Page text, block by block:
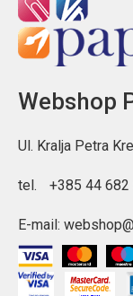
Webshop
Ul. Kralja Petra
tel. +385 44 682
E-mail: